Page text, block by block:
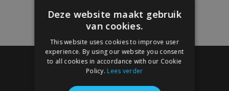
Deze website maakt gebruik
van cookies.
This website uses cookies to improve user
experience. By using our website you consent
to all cookies in accordance with our Cookie
Policy. Lees verder